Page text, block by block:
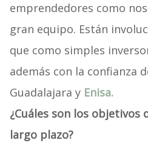
emprendedores como
gran equipo. Están
que como simples
además con la confianza
Guadalajara y Enisa.
¿Cuáles son los objetivos
largo plazo?